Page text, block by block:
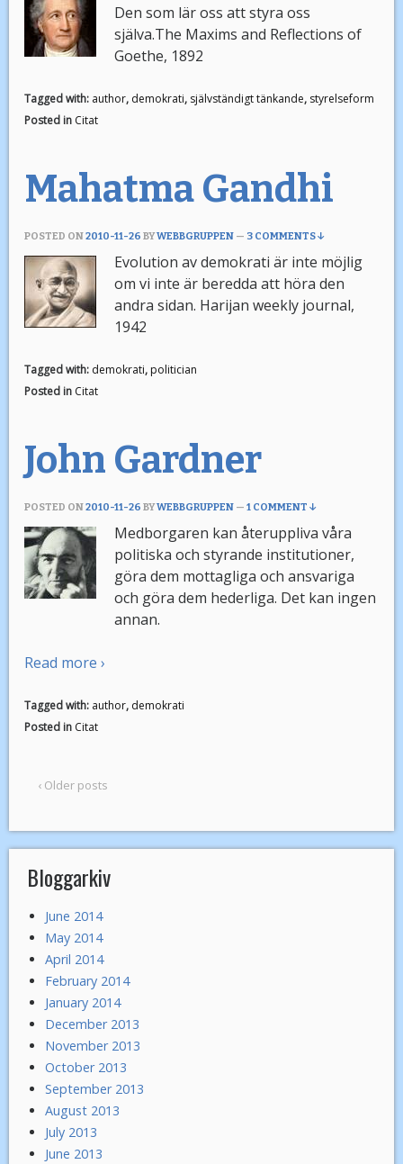
Den som lär oss att styra oss
själva.The Maxims and Reflections of
Goethe, 1892
Tagged with: author, demokrati, självständigt tänkande, styrelseform
Posted in Citat
Mahatma Gandhi
POSTED ON2010-11-26 BYWEBBGRUPPEN — 3 COMMENTS ↓
Evolution av demokrati är inte möjlig
om vi inte är beredda att höra den
andra sidan. Harijan weekly journal,
1942
Tagged with: demokrati, politician
Posted in Citat
John Gardner
POSTED ON2010-11-26 BYWEBBGRUPPEN — 1 COMMENT ↓
Medborgaren kan återuppliva våra
politiska och styrande institutioner,
göra dem mottagliga och ansvariga
och göra dem hederliga. Det kan ingen
annan.
Read more ›
Tagged with: author, demokrati
Posted in Citat
‹ Older posts
Bloggarkiv
June 2014
May 2014
April 2014
February 2014
January 2014
December 2013
November 2013
October 2013
September 2013
August 2013
July 2013
June 2013